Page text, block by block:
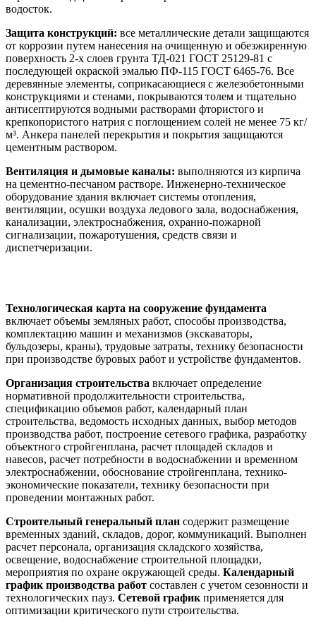
водосток.
Защита конструкций: все металлические детали защищаются
от коррозии путем нанесения на очищенную и обезжиренную
поверхность 2-х слоев грунта ТД-021 ГОСТ 25129-81 с
последующей окраской эмалью ПФ-115 ГОСТ 6465-76. Все
деревянные элементы, соприкасающиеся с железобетонными
конструкциями и стенами, покрываются толем и тщательно
антисептируются водными растворами фтористого и
крепкопористого натрия с поглощением солей не менее 75 кг/
м³. Анкера панелей перекрытия и покрытия защищаются
цементным раствором.
Вентиляция и дымовые каналы: выполняются из кирпича
на цементно-песчаном растворе. Инженерно-техническое
оборудование здания включает системы отопления,
вентиляции, осушки воздуха ледового зала, водоснабжения,
канализации, электроснабжения, охранно-пожарной
сигнализации, пожаротушения, средств связи и
диспетчеризации.
Технологическая карта на сооружение фундамента
включает объемы земляных работ, способы производства,
комплектацию машин и механизмов (экскаваторы,
бульдозеры, краны), трудовые затраты, технику безопасности
при производстве буровых работ и устройстве фундаментов.
Организация строительства включает определение
нормативной продолжительности строительства,
спецификацию объемов работ, календарный план
строительства, ведомость исходных данных, выбор методов
производства работ, построение сетевого графика, разработку
объектного стройгенплана, расчет площадей складов и
навесов, расчет потребности в водоснабжении и временном
электроснабжении, обоснование стройгенплана, технико-
экономические показатели, технику безопасности при
проведении монтажных работ.
Строительный генеральный план содержит размещение
временных зданий, складов, дорог, коммуникаций. Выполнен
расчет персонала, организация складского хозяйства,
освещение, водоснабжение строительной площадки,
мероприятия по охране окружающей среды. Календарный
график производства работ составлен с учетом сезонности и
технологических пауз. Сетевой график применяется для
оптимизации критического пути строительства.